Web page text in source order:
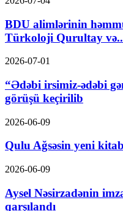
BDU alimlərinin
Türkoloji Qurultay
2026-07-01
“Ədəbi irsimiz-ədəbi
görüşü keçirilib
2026-06-09
Qulu Ağsəsin yeni
2026-06-09
Aysel Nəsirzadənin
qarşılandı